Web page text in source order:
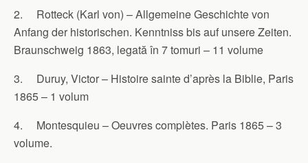
2. Rotteck (Karl von) – Allgemeine Geschichte von
Anfang der historischen. Kenntniss bis auf unsere Zeiten.
Braunschweig 1863, legată în 7 tomuri – 11 volume
3. Duruy, Victor – Histoire sainte d’après la Biblie, Paris
1865 – 1 volum
4. Montesquieu – Oeuvres complètes. Paris 1865 – 3
volume.